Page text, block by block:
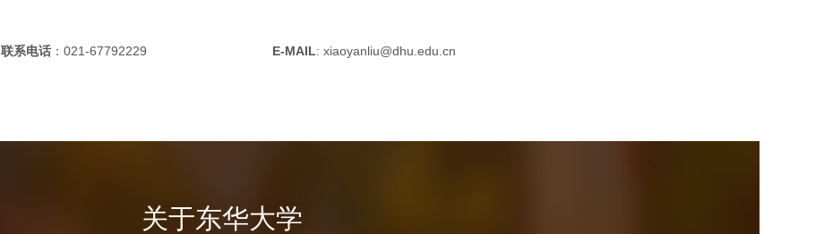
联系电话 ： 021-67792229 E-MAIL: xiaoyanliu@dhu.edu.cn
关于东华大学